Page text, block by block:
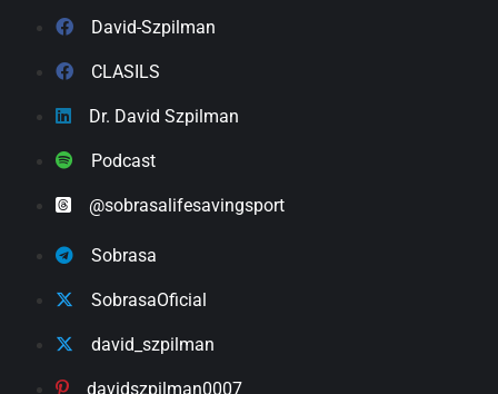
David-Szpilman
CLASILS
Dr. David Szpilman
Podcast
@sobrasalifesavingsport
Sobrasa
SobrasaOficial
david_szpilman
davidszpilman0007